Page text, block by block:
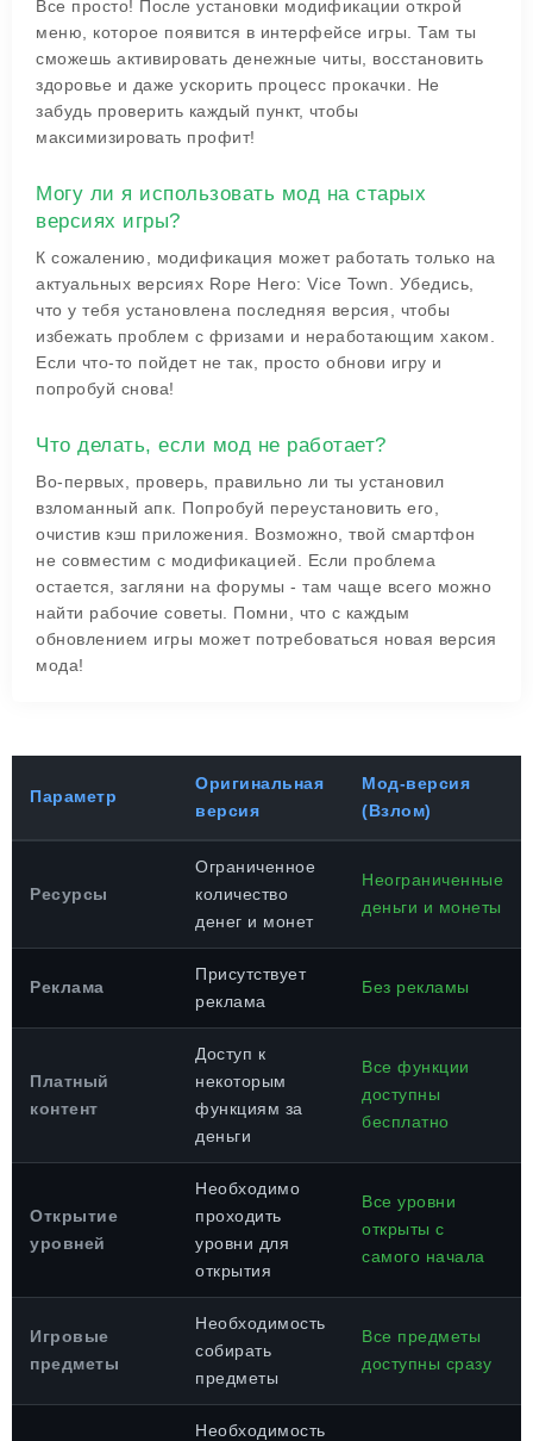
Все просто! После установки модификации открой
меню, которое появится в интерфейсе игры. Там ты
сможешь активировать денежные читы, восстановить
здоровье и даже ускорить процесс прокачки. Не
забудь проверить каждый пункт, чтобы
максимизировать профит!
Могу ли я использовать мод на старых
версиях игры?
К сожалению, модификация может работать только на
актуальных версиях Rope Hero: Vice Town. Убедись,
что у тебя установлена последняя версия, чтобы
избежать проблем с фризами и неработающим хаком.
Если что-то пойдет не так, просто обнови игру и
попробуй снова!
Что делать, если мод не работает?
Во-первых, проверь, правильно ли ты установил
взломанный апк. Попробуй переустановить его,
очистив кэш приложения. Возможно, твой смартфон
не совместим с модификацией. Если проблема
остается, загляни на форумы - там чаще всего можно
найти рабочие советы. Помни, что с каждым
обновлением игры может потребоваться новая версия
мода!
Параметр
Оригинальная
версия
Мод-версия
(Взлом)
Ресурсы
Ограниченное
количество
денег и монет
Неограниченные
деньги и монеты
Реклама
Присутствует
реклама
Без рекламы
Платный
контент
Доступ к
некоторым
функциям за
деньги
Все функции
доступны
бесплатно
Открытие
уровней
Необходимо
проходить
уровни для
открытия
Все уровни
открыты с
самого начала
Игровые
предметы
Необходимость
собирать
предметы
Все предметы
доступны сразу
Необходимость